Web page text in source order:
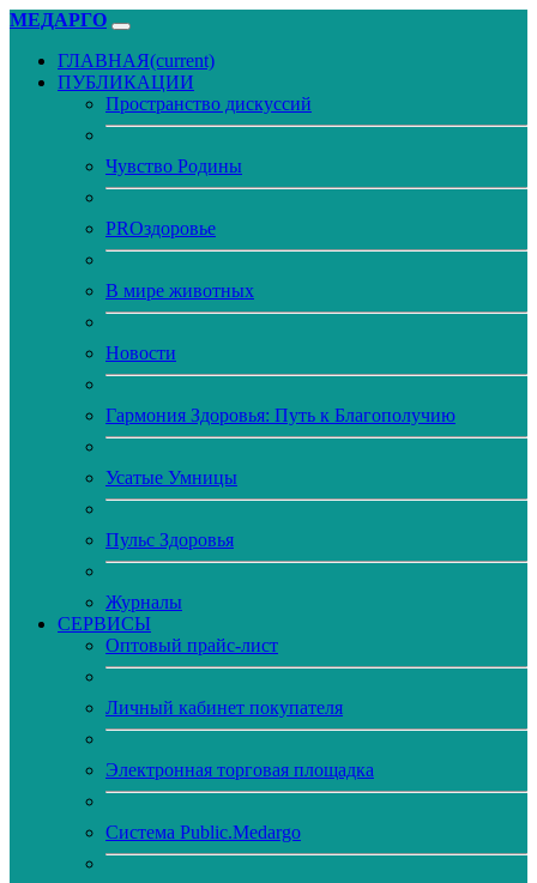
МЕДАРГО
ГЛАВНАЯ(current)
ПУБЛИКАЦИИ
Пространство дискуссий
Чувство Родины
PROздоровье
В мире животных
Новости
Гармония Здоровья: Путь к Благополучию
Усатые Умницы
Пульс Здоровья
Журналы
CЕРВИСЫ
Оптовый прайс-лист
Личный кабинет покупателя
Электронная торговая площадка
Система Public.Medargo